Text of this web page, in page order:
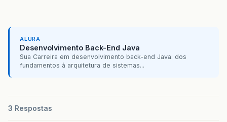
ALURA
Desenvolvimento Back-End Java
Sua Carreira em desenvolvimento back-end Java: dos
fundamentos à arquitetura de sistemas...
3 Respostas